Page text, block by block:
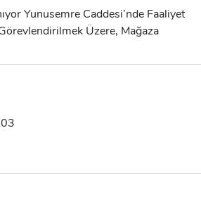
Yunusemre Caddesi’nde Faaliyet
Üzere, Mağaza
Mağazacılığı Ve Satış Alanında
• Kurumsal Kimliğe Uyum
Içi Eğitimler Sağlanacaktır) • Başarı
Ve Ek Yan Haklar Yüz Yüze Görüşmede